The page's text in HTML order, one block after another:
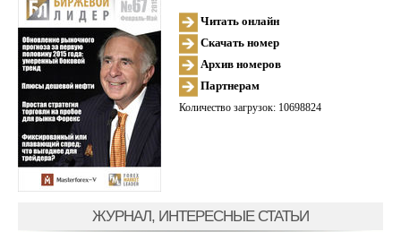
Читать онлайн
Скачать номер
Архив номеров
Партнерам
Количество загрузок: 10698824
ЖУРНАЛ, ИНТЕРЕСНЫЕ СТАТЬИ